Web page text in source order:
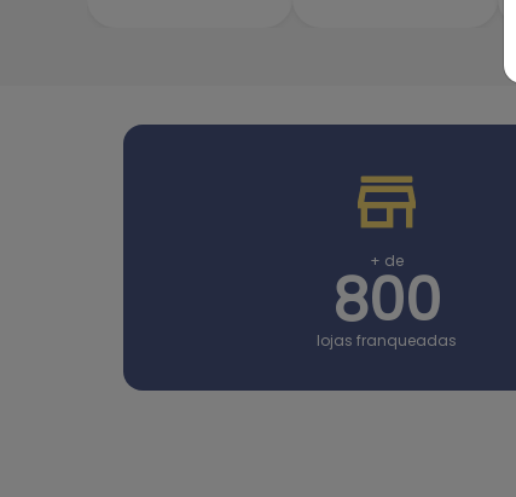
+ de
800
lojas franqueadas